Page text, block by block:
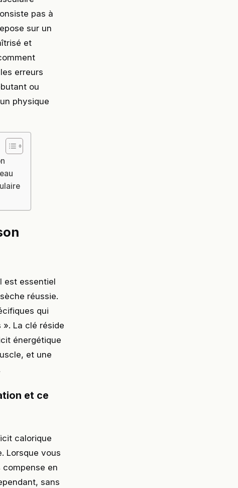
pas à
sur un
et
erreurs
ou
physique
est essentiel
réussie.
qui
La clé réside
énergétique
et une
et ce
calorique
Lorsque vous
compense en
sans